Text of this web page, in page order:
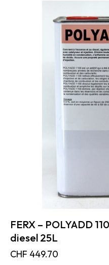
FERX – POLYADD
diesel 25L
CHF 449.70